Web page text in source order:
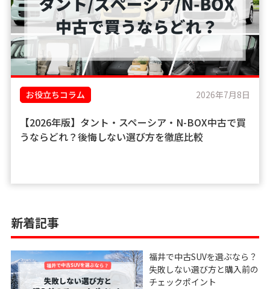
お役立ちコラム 2026年7月8日
【2026年版】タント・スペーシア・N-BOX中古で買
うならどれ？後悔しない選び方を徹底比較
新着記事
福井で中古SUVを選ぶなら？
失敗しない選び方と購入前の
チェックポイント